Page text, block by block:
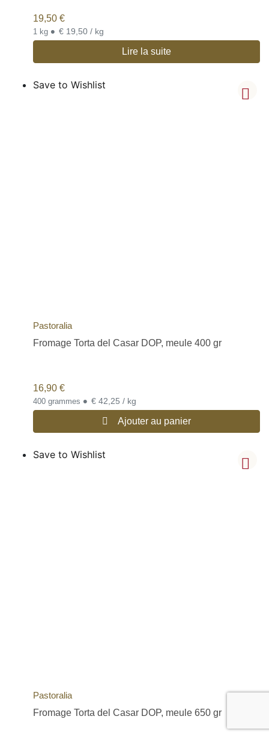
19,50 €
1 kg • € 19,50 / kg
Lire la suite
Save to Wishlist
Pastoralia
Fromage Torta del Casar DOP, meule 400 gr
16,90 €
400 grammes • € 42,25 / kg
Ajouter au panier
Save to Wishlist
Pastoralia
Fromage Torta del Casar DOP, meule 650 gr